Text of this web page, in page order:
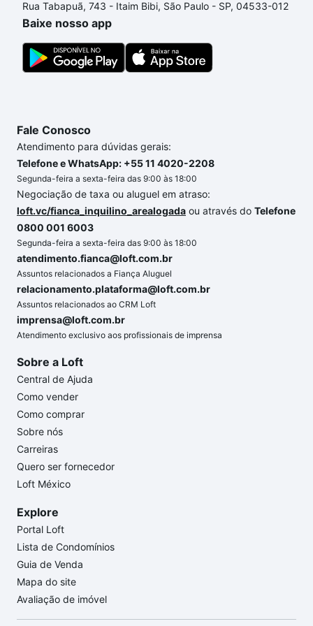
comprar um apartamento e conte com a gente para
comprar o imóvel dos seus sonhos com segurança e
conforto. Loft, com você até as chaves.
Rua Tabapuã, 743 - Itaim Bibi, São Paulo - SP, 04533-012
Baixe nosso app
Fale Conosco
Atendimento para dúvidas gerais:
Telefone e WhatsApp: +55 11 4020-2208
Segunda-feira a sexta-feira das 9:00 às 18:00
Negociação de taxa ou aluguel em atraso:
loft.vc/fianca_inquilino_arealogada ou através do Telefone
0800 001 6003
Segunda-feira a sexta-feira das 9:00 às 18:00
atendimento.fianca@loft.com.br
Assuntos relacionados a Fiança Aluguel
relacionamento.plataforma@loft.com.br
Assuntos relacionados ao CRM Loft
imprensa@loft.com.br
Atendimento exclusivo aos profissionais de imprensa
Sobre a Loft
Central de Ajuda
Como vender
Como comprar
Sobre nós
Carreiras
Quero ser fornecedor
Loft México
Explore
Portal Loft
Lista de Condomínios
Guia de Venda
Mapa do site
Avaliação de imóvel